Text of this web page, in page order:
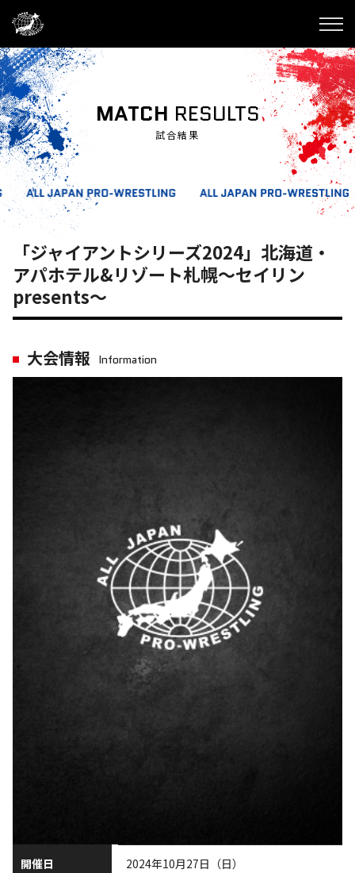
MATCH RESULTS
試合結果
「ジャイアントシリーズ2024」北海道・
アパホテル&リゾート札幌～セイリン
presents～
大会情報 Information
開催日 2024年10月27日（日）